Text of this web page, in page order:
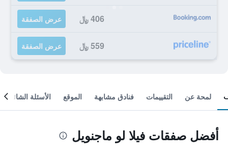
406 ﷼ عرض الصفقة
559 ﷼ عرض الصفقة
لمحة عن التقييمات فنادق مشابهة الموقع الأسئلة الشائعة
أفضل صفقات فيلا لو ماجنويل